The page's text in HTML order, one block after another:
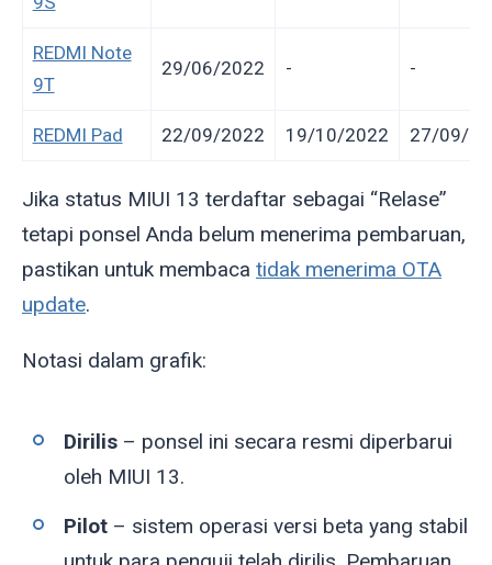
REDMI Note
9T
29/06/2022 - -
REDMI Pad 22/09/2022 19/10/2022 27/09/
Jika status MIUI 13 terdaftar sebagai “Relase”
tetapi ponsel Anda belum menerima pembaruan,
pastikan untuk membaca tidak menerima OTA
update.
Notasi dalam grafik:
Dirilis – ponsel ini secara resmi diperbarui
oleh MIUI 13.
Pilot – sistem operasi versi beta yang stabil